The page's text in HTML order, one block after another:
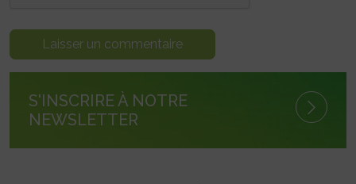
S'INSCRIRE À NOTRE
NEWSLETTER